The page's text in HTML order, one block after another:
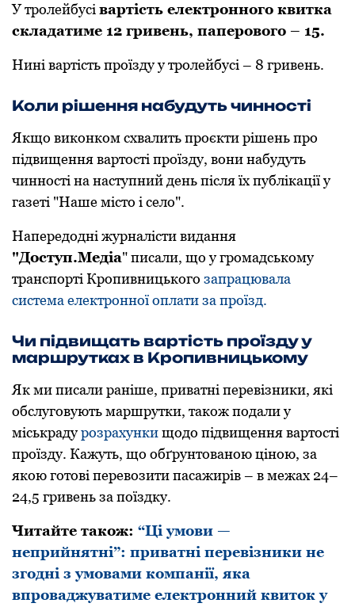
У тролейбусі вартість електронного квитка
складатиме 12 гривень, паперового – 15.
Нині вартість проїзду у тролейбусі – 8 гривень.
Коли рішення набудуть чинності
Якщо виконком схвалить проєкти рішень про
підвищення вартості проїзду, вони набудуть
чинності на наступний день після їх публікації у
газеті "Наше місто і село".
Напередодні журналісти видання
"Доступ.Медіа" писали, що у громадському
транспорті Кропивницького запрацювала
система електронної оплати за проїзд.
Чи підвищать вартість проїзду у
маршрутках в Кропивницькому
Як ми писали раніше, приватні перевізники, які
обслуговують маршрутки, також подали у
міськрадурозрахункищодо підвищення вартості
проїзду. Кажуть, що обґрунтованою ціною, за
якою готові перевозити пасажирів – в межах 24–
24,5 гривень за пoїздку.
Читайте також: “Ці умови —
неприйнятні”: приватні перевізники не
згодні з умовами компанії, яка
впроваджуватиме електронний квиток у